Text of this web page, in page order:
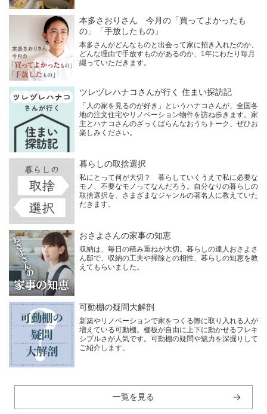
本多さおりさん 今月の「買ってよかったも
の」「手放したもの」
本多さんがどんなものと出会って家に招き入れたのか、
どんな理由で手放すものがあるのか、1年にわたり毎月
綴っていただきます。
ツレヅレハナコさんが行く 住まい探訪記
「人の家を見るのが好き」というハナコさんが、全国各
地の注文住宅やリノベーション物件を訪ね歩きます。家
主とハナコさんのざっくばらんなおうちトーク、ぜひお
楽しみください。
暮らしの取捨選択
私にとって何が大切？ 暮らしていくうえで私に必要な
モノ、不要なモノってなんだろう。自分なりの暮らしの
取捨選択を、さまざまなジャンルの著名人に教えていた
だきます。
おさよさんの家事の知恵
収納は、毎日の積み重ねが大切。暮らしの達人おさよさ
ん邸で、収納の工夫や掃除との相性、暮らしの知恵を教
えてもらいました。
可動棚の疑問大解剖
新築やリノベーションで家をつくる際に取り入れる人が
増えている可動棚。棚板が自由に上下に動かせるフレキ
シブルさが人気です。可動棚の疑問や魅力を深掘りして
ご紹介します。
一覧を見る